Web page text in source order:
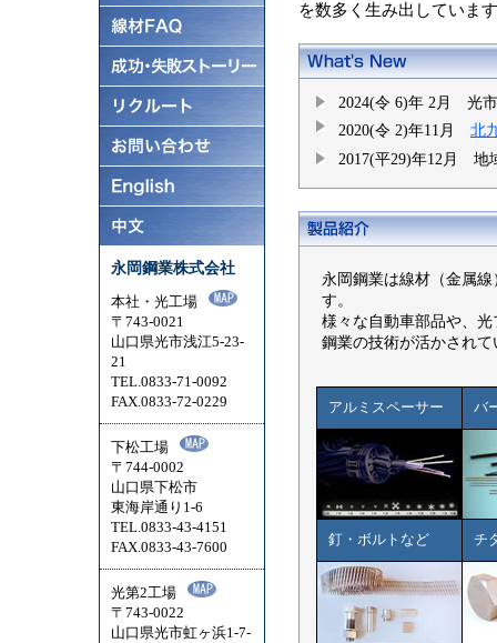
永岡鋼業株式会社
本社・光工場
〒743-0021
山口県光市浅江5-23-
21
TEL.0833-71-0092
FAX.0833-72-0229
下松工場
〒744-0002
山口県下松市
東海岸通り1-6
TEL.0833-43-4151
FAX.0833-43-7600
光第2工場
〒743-0022
山口県光市虹ヶ浜1-7-
を数多く生み出していま
2024(令 6)年 2月 光
2020(令 2)年11月 北
2017(平29)年12月 地
永岡鋼業は線材（金属
す。
様々な自動車部品や、
鋼業の技術が活かされて
アルミスペーサー バ
釘・ボルトなど チ